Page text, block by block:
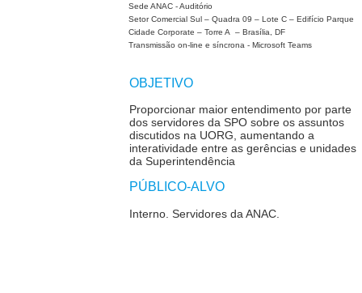
Sede ANAC - Auditório
Setor Comercial Sul – Quadra 09 – Lote C – Edifício Parque
Cidade Corporate – Torre A – Brasília, DF
Transmissão on-line e síncrona - Microsoft Teams
OBJETIVO
Proporcionar maior entendimento por parte
dos servidores da SPO sobre os assuntos
discutidos na UORG, aumentando a
interatividade entre as gerências e unidades
da Superintendência
PÚBLICO-ALVO
Interno. Servidores da ANAC.